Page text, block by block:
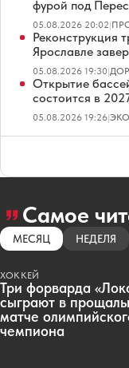
фурой под
05.08.2026 20:02|
Реконструкция
Ярославле
05.08.2026 19:30|
Открытие
состоится в
05.08.2026 19:26|
Самое
МЕСЯЦ НЕДЕЛЯ
ХОККЕЙ
Три форварда
сыграют в
матче
чемпиона